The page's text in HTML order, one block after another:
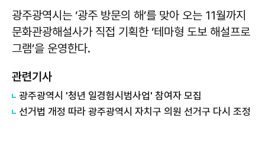
광주광역시는 ‘광주 방문의 해’를 맞아 오는 11월까지
문화관광해설사가 직접 기획한 ‘테마형 도보 해설프로
그램’을 운영한다.
관련기사
광주광역시 '청년 일경험시범사업' 참여자 모집
선거법 개정 따라 광주광역시 자치구 의원 선거구 다시 조정